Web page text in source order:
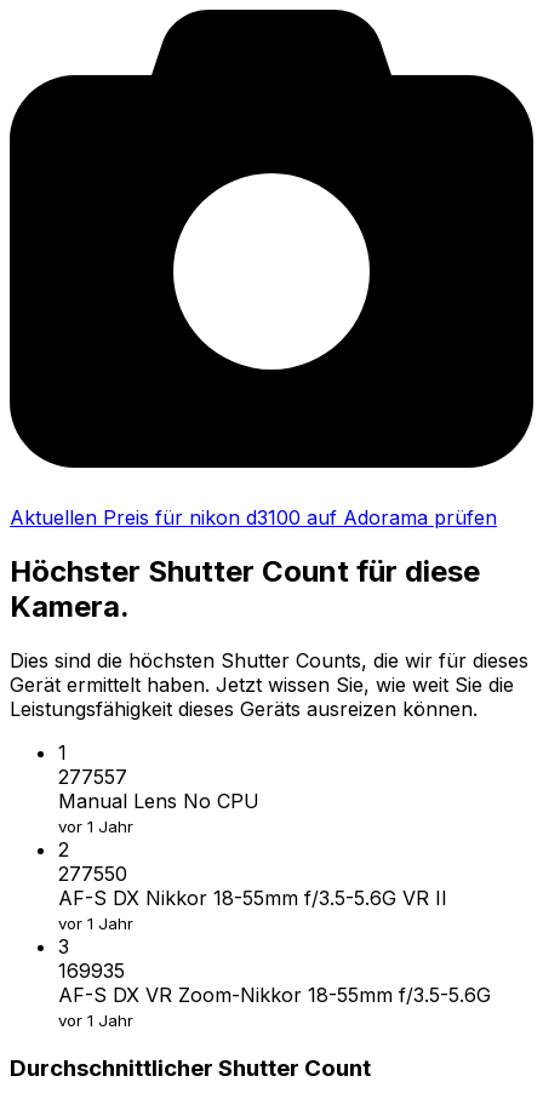
Aktuellen Preis für nikon d3100 auf Adorama prüfen
Höchster Shutter Count für diese
Kamera.
Dies sind die höchsten Shutter Counts, die wir für dieses
Gerät ermittelt haben. Jetzt wissen Sie, wie weit Sie die
Leistungsfähigkeit dieses Geräts ausreizen können.
1
277557
Manual Lens No CPU
vor 1 Jahr
2
277550
AF-S DX Nikkor 18-55mm f/3.5-5.6G VR II
vor 1 Jahr
3
169935
AF-S DX VR Zoom-Nikkor 18-55mm f/3.5-5.6G
vor 1 Jahr
Durchschnittlicher Shutter Count